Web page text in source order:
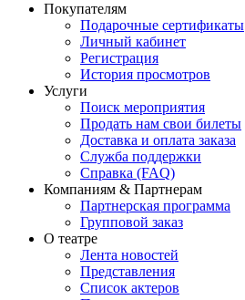
Покупателям
Подарочные сертификаты
Личный кабинет
Регистрация
История просмотров
Услуги
Поиск мероприятия
Продать нам свои билеты
Доставка и оплата заказа
Служба поддержки
Справка (FAQ)
Компаниям & Партнерам
Партнерская программа
Групповой заказ
О театре
Лента новостей
Представления
Список актеров